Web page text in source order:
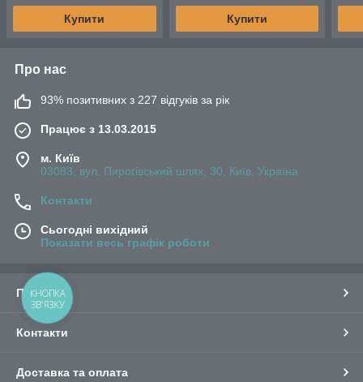
Купити Купити
Про нас
93% позитивних з 227 відгуків за рік
Працює з 13.03.2015
м. Київ
03083, вул. Пирогівський шлях, 30, Київ, Україна
Контакти
Сьогодні вихідний
Показати весь графік роботи
Про нас
Контакти
Доставка та оплата
КНОПКА
ЗВ'ЯЗКУ